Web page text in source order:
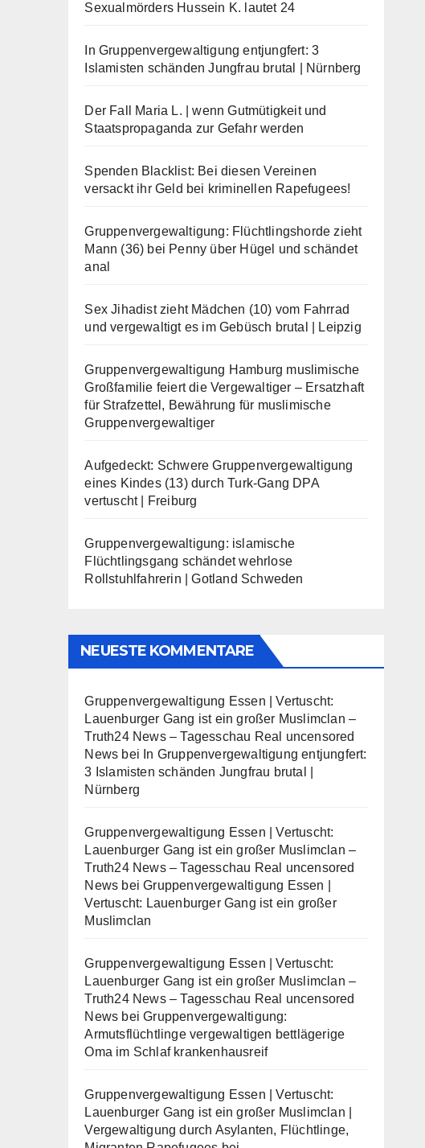
Sexualmörders Hussein K. lautet 24
In Gruppenvergewaltigung entjungfert: 3
Islamisten schänden Jungfrau brutal | Nürnberg
Der Fall Maria L. | wenn Gutmütigkeit und
Staatspropaganda zur Gefahr werden
Spenden Blacklist: Bei diesen Vereinen
versackt ihr Geld bei kriminellen Rapefugees!
Gruppenvergewaltigung: Flüchtlingshorde zieht
Mann (36) bei Penny über Hügel und schändet
anal
Sex Jihadist zieht Mädchen (10) vom Fahrrad
und vergewaltigt es im Gebüsch brutal | Leipzig
Gruppenvergewaltigung Hamburg muslimische
Großfamilie feiert die Vergewaltiger – Ersatzhaft
für Strafzettel, Bewährung für muslimische
Gruppenvergewaltiger
Aufgedeckt: Schwere Gruppenvergewaltigung
eines Kindes (13) durch Turk-Gang DPA
vertuscht | Freiburg
Gruppenvergewaltigung: islamische
Flüchtlingsgang schändet wehrlose
Rollstuhlfahrerin | Gotland Schweden
NEUESTE KOMMENTARE
Gruppenvergewaltigung Essen | Vertuscht:
Lauenburger Gang ist ein großer Muslimclan –
Truth24 News – Tagesschau Real uncensored
News bei In Gruppenvergewaltigung entjungfert:
3 Islamisten schänden Jungfrau brutal |
Nürnberg
Gruppenvergewaltigung Essen | Vertuscht:
Lauenburger Gang ist ein großer Muslimclan –
Truth24 News – Tagesschau Real uncensored
News beiGruppenvergewaltigung Essen |
Vertuscht: Lauenburger Gang ist ein großer
Muslimclan
Gruppenvergewaltigung Essen | Vertuscht:
Lauenburger Gang ist ein großer Muslimclan –
Truth24 News – Tagesschau Real uncensored
News beiGruppenvergewaltigung:
Armutsflüchtlinge vergewaltigen bettlägerige
Oma im Schlaf krankenhausreif
Gruppenvergewaltigung Essen | Vertuscht:
Lauenburger Gang ist ein großer Muslimclan |
Vergewaltigung durch Asylanten, Flüchtlinge,